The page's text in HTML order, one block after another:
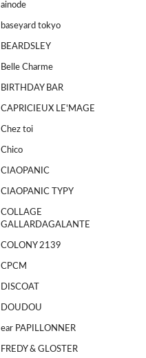
ainode
baseyard tokyo
BEARDSLEY
Belle Charme
BIRTHDAY BAR
CAPRICIEUX LE'MAGE
Chez toi
Chico
CIAOPANIC
CIAOPANIC TYPY
COLLAGE
GALLARDAGALANTE
COLONY 2139
CPCM
DISCOAT
DOUDOU
ear PAPILLONNER
FREDY & GLOSTER